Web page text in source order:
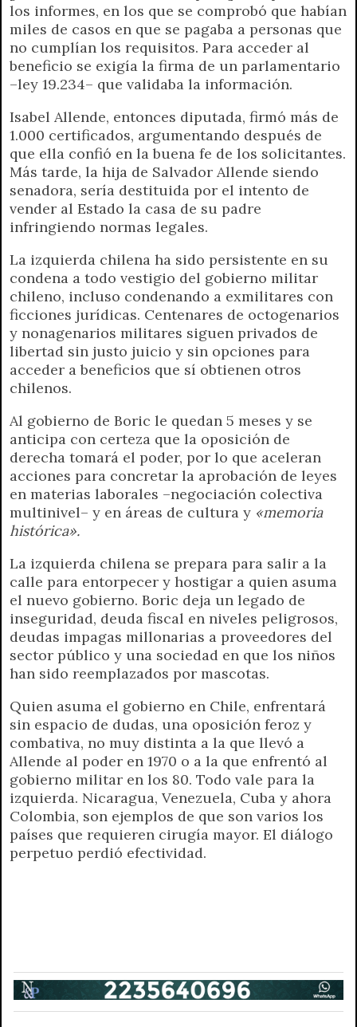
los informes, en los que se comprobó que habían
miles de casos en que se pagaba a personas que
no cumplían los requisitos. Para acceder al
beneficio se exigía la firma de un parlamentario
–ley 19.234– que validaba la información.
Isabel Allende, entonces diputada, firmó más de
1.000 certificados, argumentando después de
que ella confió en la buena fe de los solicitantes.
Más tarde, la hija de Salvador Allende siendo
senadora, sería destituida por el intento de
vender al Estado la casa de su padre
infringiendo normas legales.
La izquierda chilena ha sido persistente en su
condena a todo vestigio del gobierno militar
chileno, incluso condenando a exmilitares con
ficciones jurídicas. Centenares de octogenarios
y nonagenarios militares siguen privados de
libertad sin justo juicio y sin opciones para
acceder a beneficios que sí obtienen otros
chilenos.
Al gobierno de Boric le quedan 5 meses y se
anticipa con certeza que la oposición de
derecha tomará el poder, por lo que aceleran
acciones para concretar la aprobación de leyes
en materias laborales –negociación colectiva
multinivel– y en áreas de cultura y «memoria
histórica».
La izquierda chilena se prepara para salir a la
calle para entorpecer y hostigar a quien asuma
el nuevo gobierno. Boric deja un legado de
inseguridad, deuda fiscal en niveles peligrosos,
deudas impagas millonarias a proveedores del
sector público y una sociedad en que los niños
han sido reemplazados por mascotas.
Quien asuma el gobierno en Chile, enfrentará
sin espacio de dudas, una oposición feroz y
combativa, no muy distinta a la que llevó a
Allende al poder en 1970 o a la que enfrentó al
gobierno militar en los 80. Todo vale para la
izquierda. Nicaragua, Venezuela, Cuba y ahora
Colombia, son ejemplos de que son varios los
países que requieren cirugía mayor. El diálogo
perpetuo perdió efectividad.